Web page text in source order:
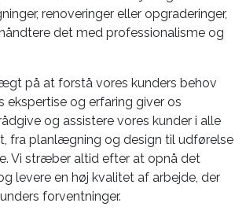
renoveringer eller opgraderinger,
det med professionalisme og
på at forstå vores kunders behov
ekspertise og erfaring giver os
og assistere vores kunder i alle
fra planlægning og design til udførelse
Vi stræber altid efter at opnå det
levere en høj kvalitet af arbejde, der
forventninger.